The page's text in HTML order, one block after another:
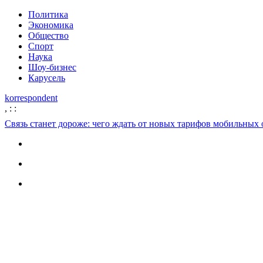
Политика
Экономика
Общество
Спорт
Наука
Шоу-бизнес
Карусель
korrespondent
, : :
Связь станет дороже: чего ждать от новых тарифов мобильных